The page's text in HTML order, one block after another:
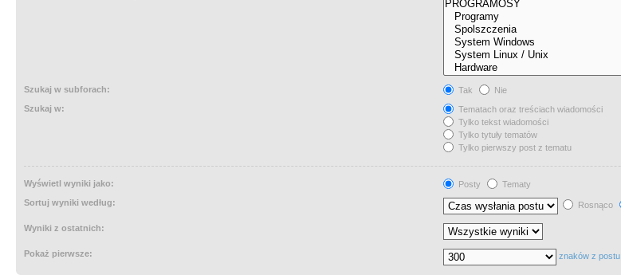
Szukaj w subforach: Tak
Nie
Szukaj w:
Tematach oraz treściach wiadomości
Tylko tekst wiadomości
Tylko tytuły tematów
Tylko pierwszy post z tematu
Wyświetl wyniki jako: Posty
Tematy
Sortuj wyniki według:
Rosnąco
Wyniki z ostatnich:
Pokaż pierwsze: znaków z postu